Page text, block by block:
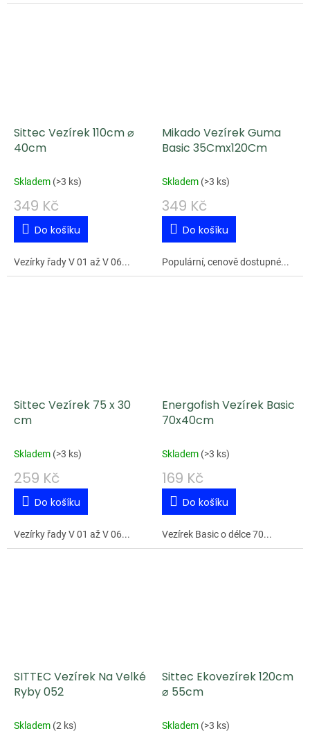
Sittec Vezírek 110cm ⌀
40cm
Skladem (>3 ks)
349 Kč
Do košíku
Vezírky řady V 01 až V 06...
Mikado Vezírek Guma
Basic 35Cmx120Cm
Skladem (>3 ks)
349 Kč
Do košíku
Populární, cenově dostupné...
Sittec Vezírek 75 x 30
cm
Skladem (>3 ks)
259 Kč
Do košíku
Vezírky řady V 01 až V 06...
Energofish Vezírek Basic
70x40cm
Skladem (>3 ks)
169 Kč
Do košíku
Vezírek Basic o délce 70...
SITTEC Vezírek Na Velké
Ryby 052
Skladem (2 ks)
Sittec Ekovezírek 120cm
⌀ 55cm
Skladem (>3 ks)